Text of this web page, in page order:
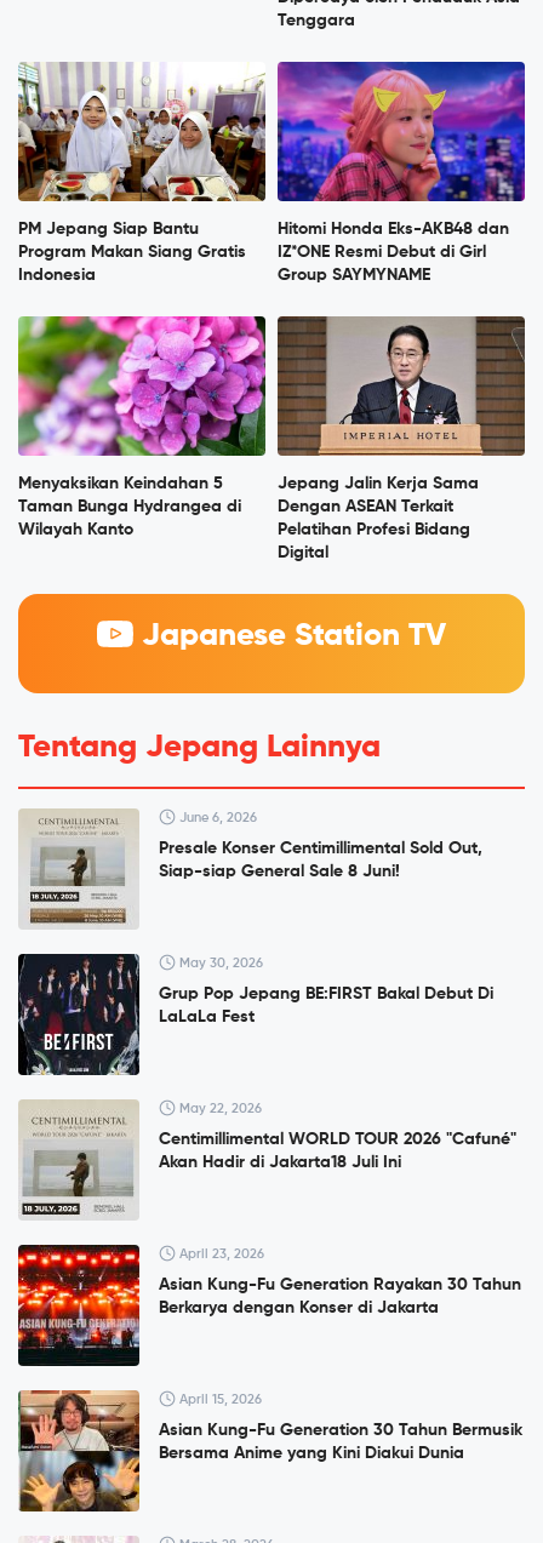
Tenggara
PM Jepang Siap Bantu
Program Makan Siang Gratis
Indonesia
Hitomi Honda Eks-AKB48 dan
IZ*ONE Resmi Debut di Girl
Group SAYMYNAME
Menyaksikan Keindahan 5
Taman Bunga Hydrangea di
Wilayah Kanto
Jepang Jalin Kerja Sama
Dengan ASEAN Terkait
Pelatihan Profesi Bidang
Digital
Japanese Station TV
Tentang Jepang Lainnya
June 6, 2026
Presale Konser Centimillimental Sold Out,
Siap-siap General Sale 8 Juni!
May 30, 2026
Grup Pop Jepang BE:FIRST Bakal Debut Di
LaLaLa Fest
May 22, 2026
Centimillimental WORLD TOUR 2026 "Cafuné"
Akan Hadir di Jakarta18 Juli Ini
April 23, 2026
Asian Kung-Fu Generation Rayakan 30 Tahun
Berkarya dengan Konser di Jakarta
April 15, 2026
Asian Kung-Fu Generation 30 Tahun Bermusik
Bersama Anime yang Kini Diakui Dunia